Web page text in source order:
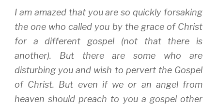
I am amazed that you are so quickly forsaking
the one who called you by the grace of Christ
for a different gospel (not that there is
another). But there are some who are
disturbing you and wish to pervert the Gospel
of Christ. But even if we or an angel from
heaven should preach to you a gospel other